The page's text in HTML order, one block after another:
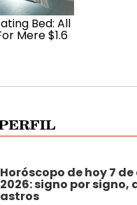
Horóscopo de hoy 7
2026: signo por signo,
astros